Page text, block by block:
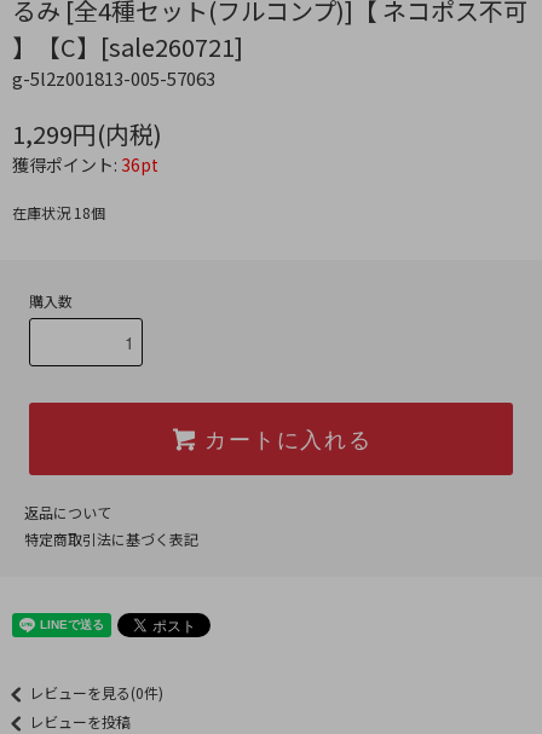
るみ [全4種セット(フルコンプ)]【 ネコポス不可
】【C】[sale260721]
g-5l2z001813-005-57063
1,299円(内税)
獲得ポイント: 36pt
在庫状況 18個
購入数
カートに入れる
返品について
特定商取引法に基づく表記
レビューを見る(0件)
レビューを投稿